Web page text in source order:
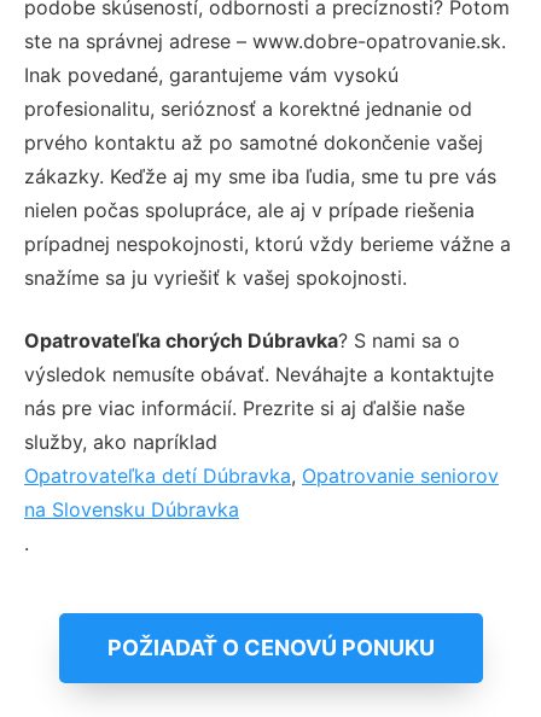
podobe skúseností, odbornosti a precíznosti? Potom
ste na správnej adrese – www.dobre-opatrovanie.sk.
Inak povedané, garantujeme vám vysokú
profesionalitu, serióznosť a korektné jednanie od
prvého kontaktu až po samotné dokončenie vašej
zákazky. Keďže aj my sme iba ľudia, sme tu pre vás
nielen počas spolupráce, ale aj v prípade riešenia
prípadnej nespokojnosti, ktorú vždy berieme vážne a
snažíme sa ju vyriešiť k vašej spokojnosti.
Opatrovateľka chorých Dúbravka? S nami sa o
výsledok nemusíte obávať. Neváhajte a kontaktujte
nás pre viac informácií. Prezrite si aj ďalšie naše
služby, ako napríklad
Opatrovateľka detí Dúbravka, Opatrovanie seniorov
na Slovensku Dúbravka
.
POŽIADAŤ O CENOVÚ PONUKU